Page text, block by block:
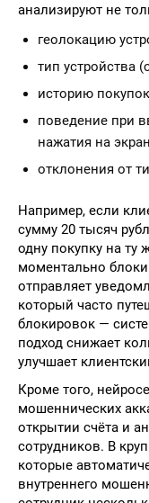
анализируют не
геолокацию
тип устройства
историю
поведение при
нажатия на
отклонения от
Например, если
сумму 20 тысяч
одну покупку на ту
моментально
отправляет
который часто
блокировок —
подход снижает
улучшает
Кроме того,
мошеннических
открытии счёта и
сотрудников. В
которые
внутреннего